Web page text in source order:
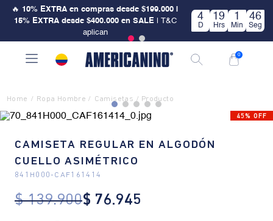
🔥 10% EXTRA en compras desde $199.000 |
15% EXTRA desde $400.000 en SALE| T&C
aplican
4
D
19
Hrs
1
Min
46
Seg
0
Ropa Hombre Camisetas
45% OFF
CAMISETA REGULAR EN ALGODÓN
CUELLO ASIMÉTRICO
841H000- CAF161414
$ 139.900$ 76.945